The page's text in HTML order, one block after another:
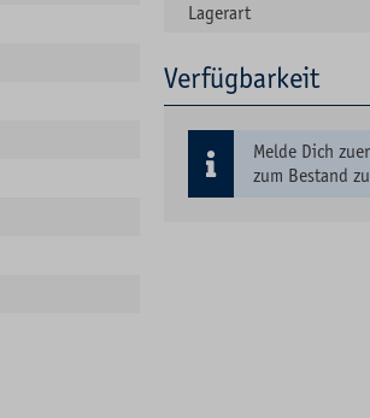
Lagerart
Verfügbarkeit
Melde Dich
zum Bestand